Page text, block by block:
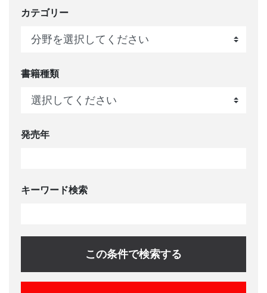
カテゴリー
書籍種類
発売年
キーワード検索
この条件で検索する